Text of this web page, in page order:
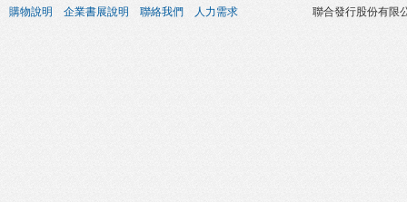
購物說明 企業書展說明 聯絡我們 人力需求 聯合發行股份有限